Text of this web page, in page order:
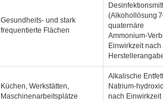
Gesundheits‑ und stark
frequentierte Flächen
(Alkohollösung
quaternäre
Einwirkzeit nach
Küchen, Werkstätten,
Maschinenarbeitsplätze
Alkalische
nach